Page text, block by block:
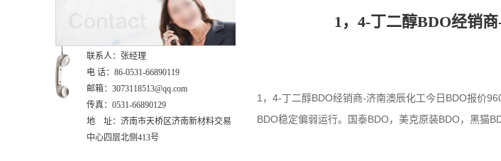
联系人：张经理
电 话：86-0531-66890119
邮箱：3073118513@qq.com
传真：0531-66890129
地 址：济南市天桥区济南新材料交易
中心四层北侧413号
1，4-丁二醇BDO经销
1，4-丁二醇BDO经销商-济南澳辰化工今日BDO报价
BDO稳定偏弱运行。国泰BDO，美克原装BDO，黑猫